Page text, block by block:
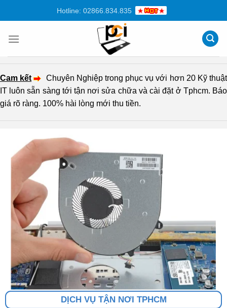
dung
Hotline: 02866.834.835
Cam kết
Chuyên Nghiệp trong phục vụ với hơn 20 Kỹ thuật
IT luôn sẵn sàng tới tận nơi sửa chữa và cài đặt ở Tphcm. Báo
giá rõ ràng. 100% hài lòng mới thu tiền.
DỊCH VỤ TẬN NƠI TPHCM